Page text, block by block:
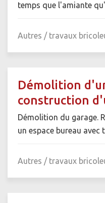
temps que l'amiante
Autres / travaux
Démolition
construction
Démolition du garage.
un espace bureau avec
Autres / travaux